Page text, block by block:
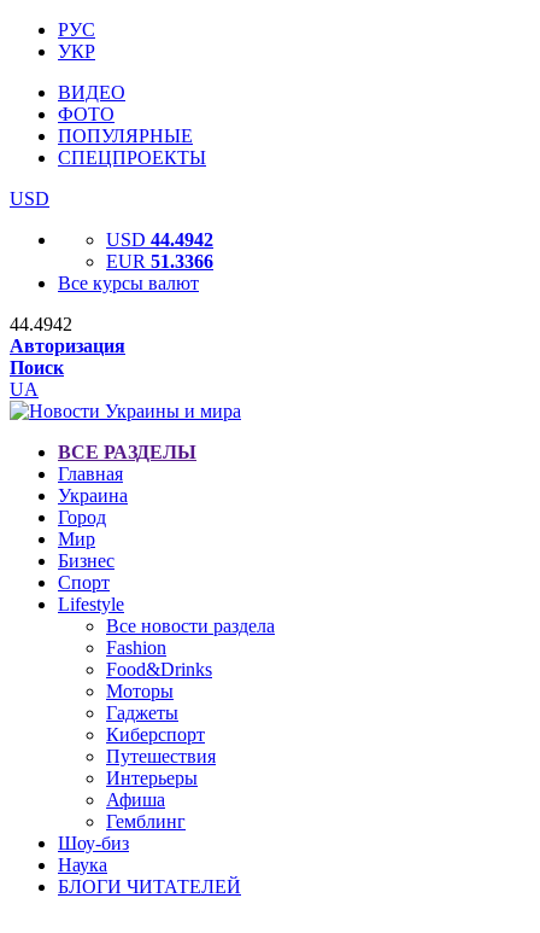
РУС
УКР
ВИДЕО
ФОТО
ПОПУЛЯРНЫЕ
СПЕЦПРОЕКТЫ
USD
USD 44.4942
EUR 51.3366
Все курсы валют
44.4942
Авторизация
Поиск
UA
ВСЕ РАЗДЕЛЫ
Главная
Украина
Город
Мир
Бизнес
Спорт
Lifestyle
Все новости раздела
Fashion
Food&Drinks
Моторы
Гаджеты
Киберспорт
Путешествия
Интерьеры
Афиша
Гемблинг
Шоу-биз
Наука
БЛОГИ ЧИТАТЕЛЕЙ